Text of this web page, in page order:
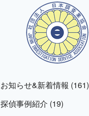
お知らせ&新着情報 (161)
探偵事例紹介 (19)